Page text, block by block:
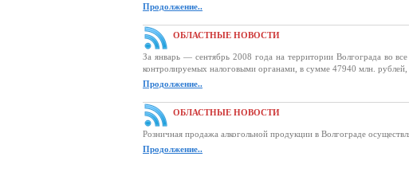
Продолжение..
ОБЛАСТНЫЕ НОВОСТИ
За январь — сентябрь 2008 года на территории Волгограда во
контролируемых налоговыми органами, в сумме 47940 млн.
Продолжение..
ОБЛАСТНЫЕ НОВОСТИ
Розничная продажа алкогольной продукции в Волгограде
Продолжение..